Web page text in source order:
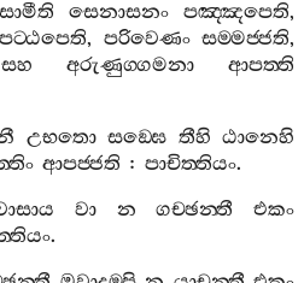
සෙනාසනං පඤ‍්ඤපෙති,
, පරිවෙණං සම‍්මජ‍්ජති,
සහ අරුණුග‍්ගමනා
ආපත‍්ති
උභතො සඞ‍්ඝෙ තීහි ඨානෙහි
ආපජ‍්ජති : පාචිත‍්තියං.
වා න ගච‍්ඡන‍්තී
එකං
.